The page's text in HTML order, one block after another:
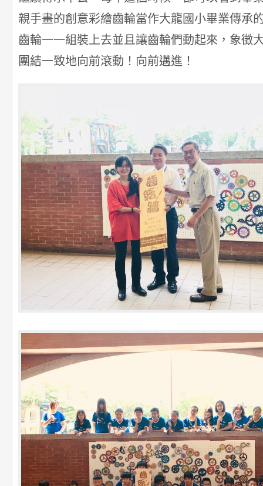
親手畫的創意彩繪齒輪當作大龍國小畢業傳承
齒輪一一組裝上去並且讓齒輪們動起來，象徵
團結一致地向前滾動！向前邁進！